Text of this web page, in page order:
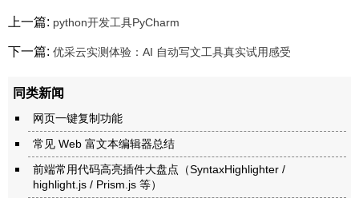
上一篇: python开发工具PyCharm
下一篇: 优采云实测体验：AI 自动写文工具真实试用感受
同类新闻
网页一键复制功能
常见 Web 富文本编辑器总结
前端常用代码高亮插件大盘点（SyntaxHighlighter /
highlight.js / Prism.js 等）